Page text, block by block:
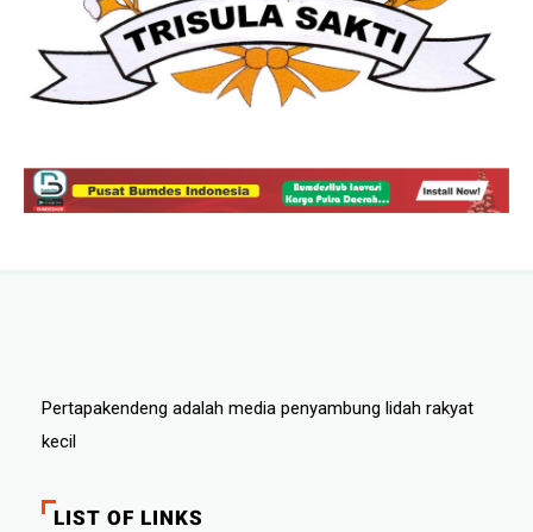
Pertapakendeng adalah media penyambung lidah rakyat
kecil
LIST OF LINKS